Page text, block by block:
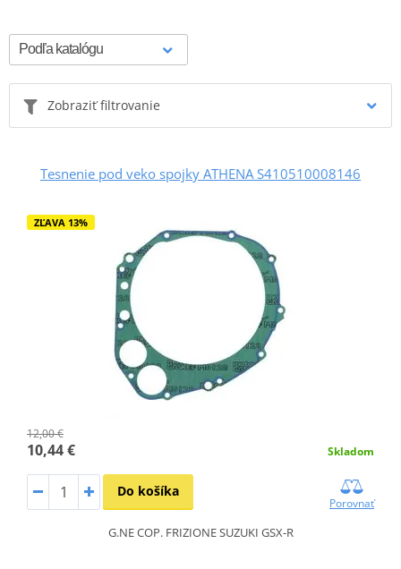
Zobraziť filtrovanie
Tesnenie pod veko spojky ATHENA S410510008146
ZĽAVA 13%
12,00 €
10,44 € Skladom
Do košíka
Porovnať
G.NE COP. FRIZIONE SUZUKI GSX-R